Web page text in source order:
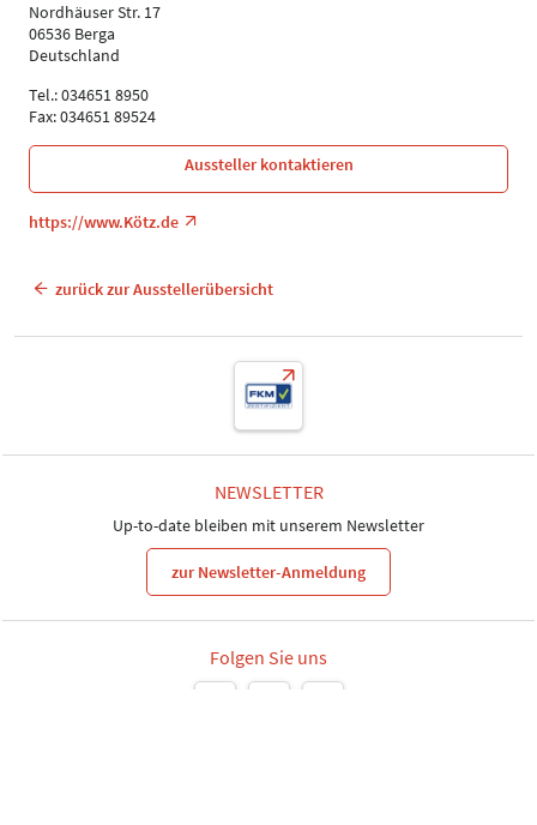
Nordhäuser Str. 17
06536 Berga
Deutschland
Tel.: 034651 8950
Fax: 034651 89524
Aussteller kontaktieren
https://www.Kötz.de
zurück zur Ausstellerübersicht
NEWSLETTER
Up-to-date bleiben mit unserem Newsletter
zur Newsletter-Anmeldung
Folgen Sie uns